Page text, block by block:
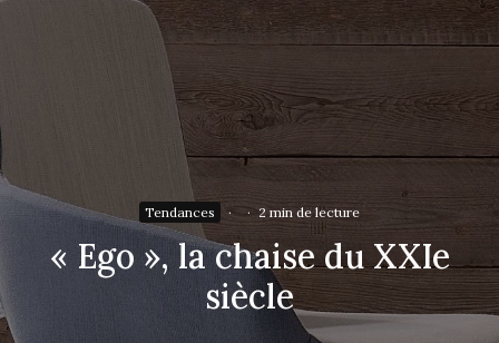
Tendances · · 2 min de lecture
« Ego », la chaise du XXIe
siècle